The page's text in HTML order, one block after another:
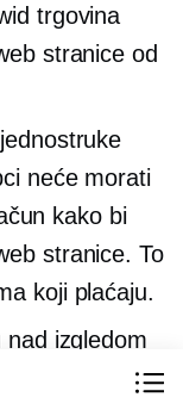
trgovina
stranice od
neće morati
kako bi
stranice. To
koji plaćaju.
izgledom